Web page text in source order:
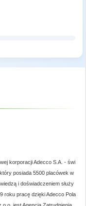
korporacji Adecco S.A. - świ
posiada 5500 placówek w
i doświadczeniem służy
roku pracę dzięki Adecco Pola